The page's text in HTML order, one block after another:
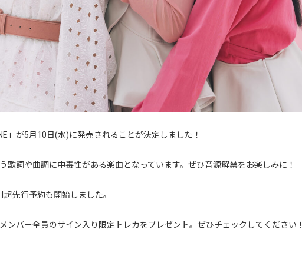
」が5月10日(水)に発売されることが決定しました！
歌詞や曲調に中毒性がある楽曲となっています。ぜひ音源解禁をお楽しみに！
先行予約も開始しました。
ンバー全員のサイン入り限定トレカをプレゼント。ぜひチェックしてください！